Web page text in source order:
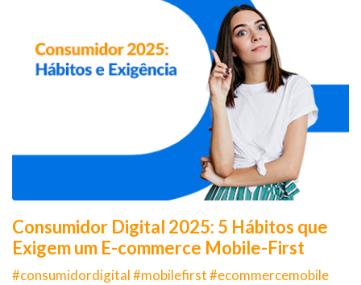
Consumidor Digital 2025: 5 Hábitos que
Exigem um E-commerce Mobile-First
#consumidordigital #mobilefirst #ecommercemobile